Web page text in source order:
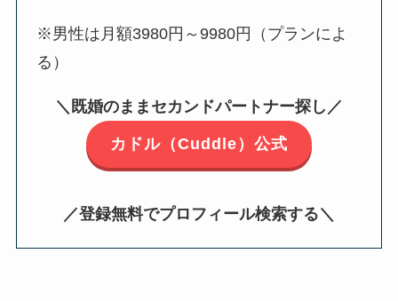
※男性は月額3980円～9980円（プランによ
る）
＼既婚のままセカンドパートナー探し／
カドル（Cuddle）公式
／登録無料でプロフィール検索する＼